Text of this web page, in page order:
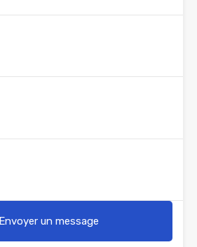
Envoyer un message